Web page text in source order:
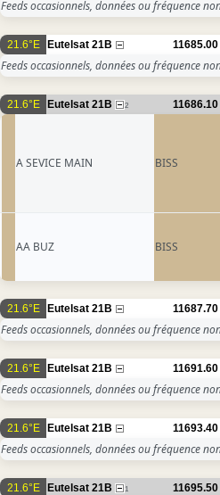
Feeds occasionnels, données ou fréquence
21.6°E Eutelsat 21B 11685.00
Feeds occasionnels, données ou fréquence
21.6°E Eutelsat 21B 2 11686.10
A SEVICE MAIN BISS
AA BUZ BISS
21.6°E Eutelsat 21B 11687.70
Feeds occasionnels, données ou fréquence
21.6°E Eutelsat 21B 11691.60
Feeds occasionnels, données ou fréquence
21.6°E Eutelsat 21B 11693.40
Feeds occasionnels, données ou fréquence
21.6°E Eutelsat 21B 1 11695.50